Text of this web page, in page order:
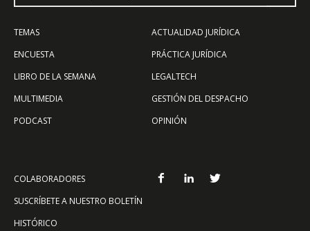
TEMAS
ENCUESTA
LIBRO DE LA SEMANA
MULTIMEDIA
PODCAST
ACTUALIDAD JURÍDICA
PRÁCTICA JURÍDICA
LEGALTECH
GESTIÓN DEL DESPACHO
OPINIÓN
COLABORADORES
SUSCRÍBETE A NUESTRO BOLETÍN
HISTÓRICO